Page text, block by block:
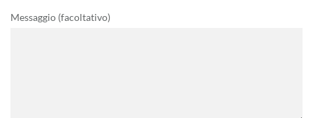
Messaggio (facoltativo)